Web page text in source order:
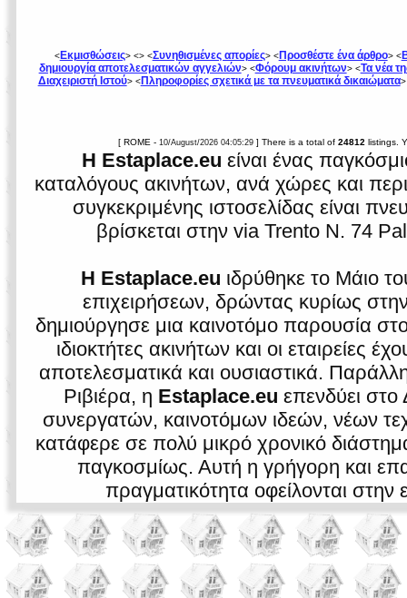
<Εκμισθώσεις> <> <Συνηθισμένες απορίες> <Προσθέστε ένα άρθρο> <
δημιουργία αποτελεσματικών αγγελιών> <Φόρουμ ακινήτων> <Τα νέα
Διαχειριστή Ιστού> <Πληροφορίες σχετικά με τα πνευματικά δικαιώματα
[ ROME -10/August/2026 04:05:29] There is a total of24812 listings.
Η Estaplace.eu είναι ένας
καταλόγους ακινήτων, ανά χώρες και
συγκεκριμένης ιστοσελίδας είναι
βρίσκεται στην via Trento N. 74
Η Estaplace.eu ιδρύθηκε το Μάιο
επιχειρήσεων, δρώντας κυρίως στην
δημιούργησε μια καινοτόμο παρουσία
ιδιοκτήτες ακινήτων και οι εταιρείες
αποτελεσματικά και ουσιαστικά.
Ριβιέρα, η Estaplace.eu επενδύει
συνεργατών, καινοτόμων ιδεών, νέων
κατάφερε σε πολύ μικρό χρονικό
παγκοσμίως. Αυτή η γρήγορη και
πραγματικότητα οφείλονται